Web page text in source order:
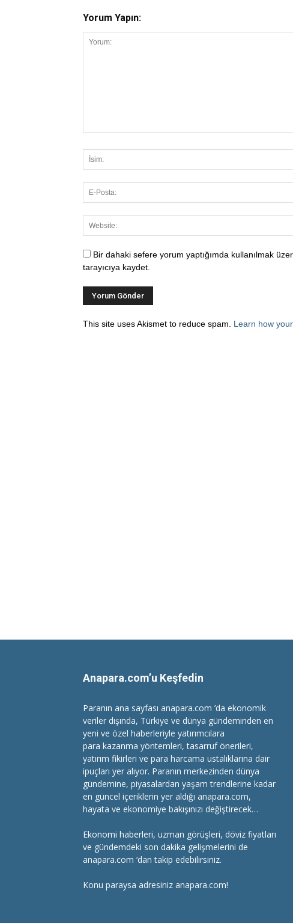
Yorum Yapın:
Bir dahaki sefere yorum yaptığımda kullanılmak
tarayıcıya kaydet.
This site uses Akismet to reduce spam. Learn how
Anapara.com’u Keşfedin
Paranın ana sayfası anapara.com ’da ekonomik
veriler dışında, Türkiye ve dünya gündeminden en
yeni ve özel haberleriyle yatırımcılara
para kazanma yöntemleri, tasarruf önerileri,
yatırım fikirleri ve para harcama ustalıklarına dair
ipuçları yer alıyor. Paranın merkezinden dünya
gündemine, piyasalardan yaşam trendlerine kadar
en güncel içeriklerin yer aldığı anapara.com,
hayata ve ekonomiye bakışınızı değiştirecek…
Ekonomi haberleri, uzman görüşleri, döviz fiyatları
ve gündemdeki son dakika gelişmelerini de
anapara.com ‘dan takip edebilirsiniz.
Konu paraysa adresiniz anapara.com!